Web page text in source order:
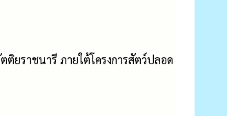
ติยราชนารี ภายใต้โครงการสัตว์ปลอด